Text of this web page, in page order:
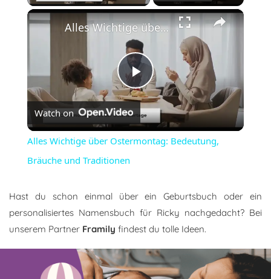
×
Play
Video
Alles Wichtige über Ostermontag: Bedeutung, Bräuche und Traditionen
Watch on
Alles Wichtige über Ostermontag: Bedeutung,
Bräuche und Traditionen
Hast du schon einmal über ein Geburtsbuch oder ein
personalisiertes Namensbuch für Ricky nachgedacht? Bei
unserem Partner Framily findest du tolle Ideen.